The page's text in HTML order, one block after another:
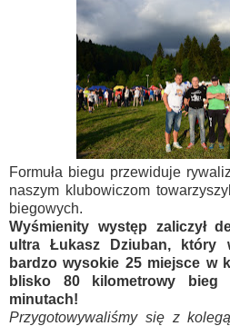
Formuła biegu przewiduje
naszym klubowiczom
biegowych.
Wyśmienity występ zaliczył
ultra Łukasz Dziuban, który
bardzo wysokie 25 miejsce w
blisko 80 kilometrowy
minutach!
Przygotowywaliśmy się z